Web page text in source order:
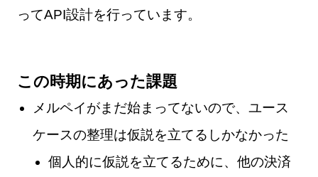
ってAPI設計を行っています。
この時期にあった課題
メルペイがまだ始まってないので、ユース
ケースの整理は仮説を立てるしかなかった
個人的に仮説を立てるために、他の決済